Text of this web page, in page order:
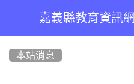
嘉義縣教育資訊網
本站消息